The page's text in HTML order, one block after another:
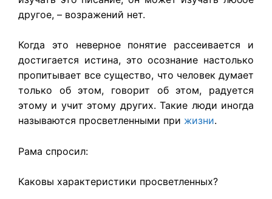
другое, – возражений нет.
Когда это неверное понятие рассеивается и
достигается истина, это осознание настолько
пропитывает все существо, что человек думает
только об этом, говорит об этом, радуется
этому и учит этому других. Такие люди иногда
называются просветленными при жизни.
Рама спросил:
Каковы характеристики просветленных?